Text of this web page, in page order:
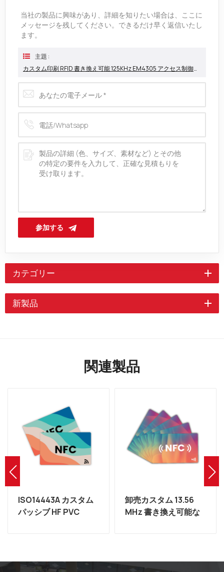
当社の製品に興味があり、詳細を知りたい場合は、ここに
メッセージを残してください。できるだけ早く返信いたし
ます。
主題 :
カスタム印刷 RFID 書き換え可能 125KHz EM4305 アクセス制御近接 ID カード
参加する
カテゴリー
新製品
関連製品
卸売カスタム 13.56
MHz 書き換え可能な
非接触カスタム印刷
RFID 書き換え可能